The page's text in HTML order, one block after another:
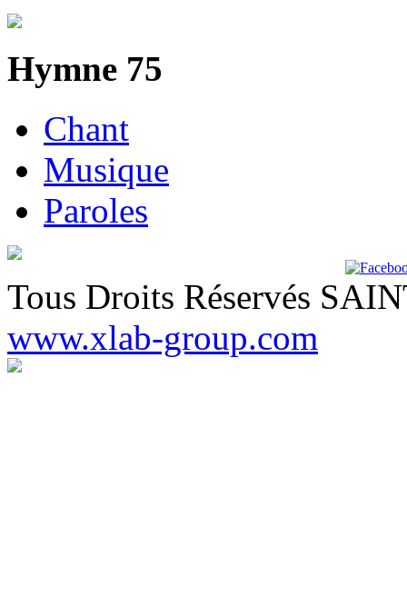
Hymne 75
Chant
Musique
Paroles
Tous Droits Réservés
www.xlab-group.com